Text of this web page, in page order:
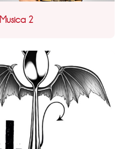
Musica 2